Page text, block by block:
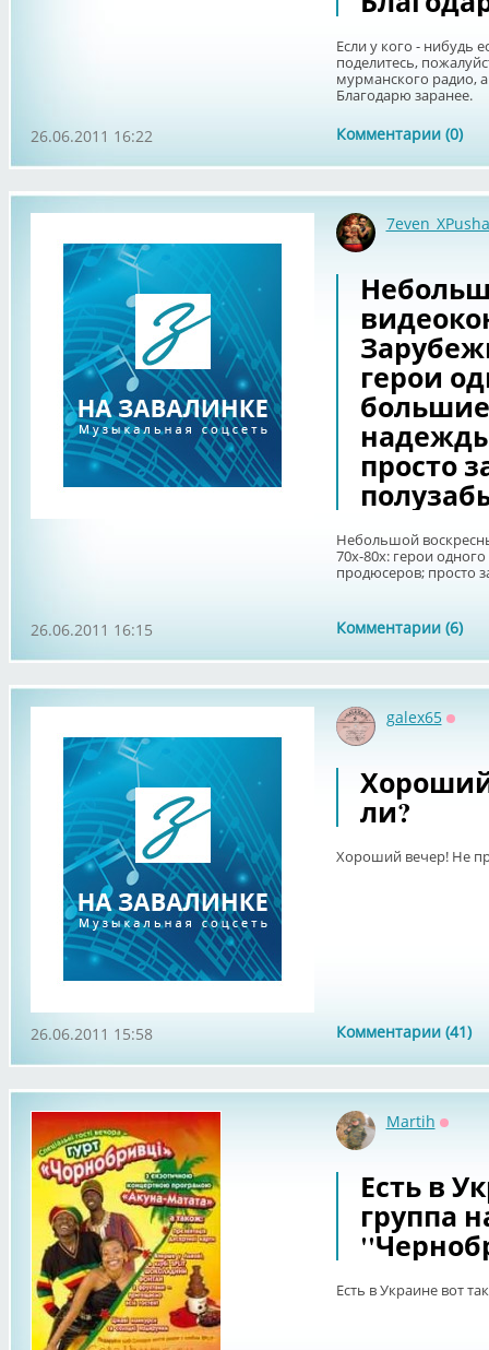
Если у кого - нибудь
поделитесь,
мурманского радио,
Благодарю заранее.
Комментарии (0)
26.06.2011 16:22
7even_XPusha
герои
просто
Небольшой
70х-80х: герои
продюсеров; просто
Комментарии (6)
26.06.2011 16:15
galex65
ли?
Хороший вечер! Не
Комментарии (41)
26.06.2011 15:58
Martih
Есть в
группа
Есть в Украине вот